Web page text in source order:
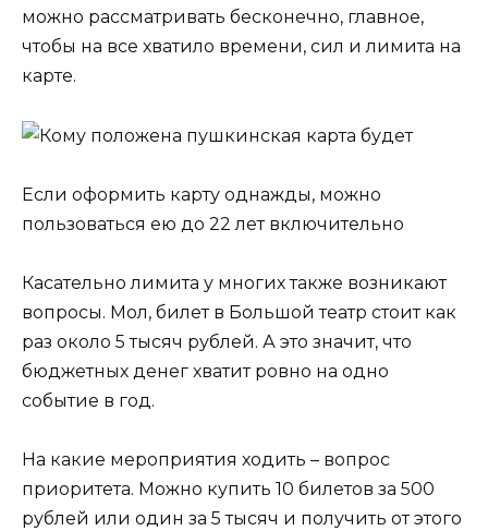
можно рассматривать бесконечно, главное,
чтобы на все хватило времени, сил и лимита на
карте.
Если оформить карту однажды, можно
пользоваться ею до 22 лет включительно
Касательно лимита у многих также возникают
вопросы. Мол, билет в Большой театр стоит как
раз около 5 тысяч рублей. А это значит, что
бюджетных денег хватит ровно на одно
событие в год.
На какие мероприятия ходить – вопрос
приоритета. Можно купить 10 билетов за 500
рублей или один за 5 тысяч и получить от этого